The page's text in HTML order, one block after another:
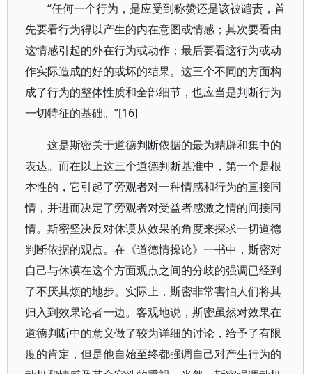
“任何一个行为，是应受到称赞还是该被谴责，首
先要看行为得以产生的内在意图或情感；其次要看由
这情感引起的外在行为或动作；最后要看这行为或动
作实际造成的好的或坏的结果。这三个不同的方面构
成了行为的整体性质和全部细节，也应当是判断行为
一切特征的基础。”[16]
这是斯密关于道德判断依据的最为精辟和集中的
表达。而在以上这三个道德判断基准中，第一个是根
本性的，它引起了旁观者对一种情感和行为的直接同
情，并进而决定了旁观者对受益者感激之情的间接同
情。斯密坚决反对休谟从效果的角度来探求一切道德
判断依据的观点。在《道德情操论》一书中，斯密对
自己与休谟在这个方面观点之间的分歧的强调已经到
了不厌其烦的地步。实际上，斯密非常害怕人们将其
归入到效果论者一边。客观地说，斯密虽然对效果在
道德判断中的意义做了较为详细的讨论，给予了有限
度的肯定，但是他自始至终都强调自己对产生行为的